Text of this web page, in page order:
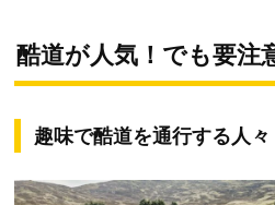
酷道が人気！でも要注
趣味で酷道を通行する人々